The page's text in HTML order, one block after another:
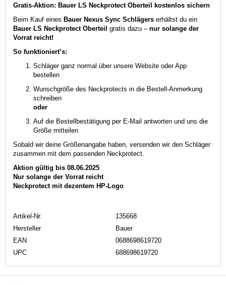
Gratis-Aktion: Bauer LS Neckprotect Oberteil kostenlos sichern
Beim Kauf eines Bauer Nexus Sync Schlägers erhältst du ein
Bauer LS Neckprotect Oberteil gratis dazu – nur solange der
Vorrat reicht!
So funktioniert’s:
Schläger ganz normal über unsere Website oder App
bestellen
Wunschgröße des Neckprotects in die Bestell-Anmerkung
schreiben
oder
Auf die Bestellbestätigung per E-Mail antworten und uns die
Größe mitteilen
Sobald wir deine Größenangabe haben, versenden wir den Schläger
zusammen mit dem passenden Neckprotect.
Aktion gültig bis 08.06.2025
Nur solange der Vorrat reicht
Neckprotect mit dezentem HP-Logo
Artikel-Nr.
135668
Hersteller
Bauer
EAN
0688698619720
UPC
688698619720